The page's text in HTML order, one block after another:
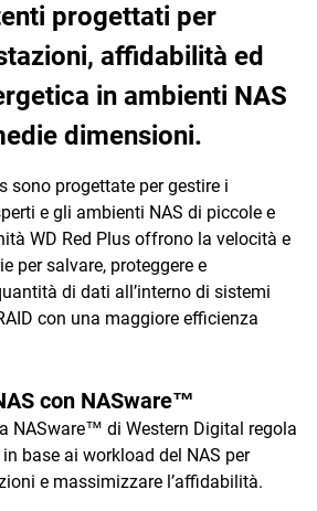
progettati per
affidabilità ed
in ambienti NAS
dimensioni.
sono progettate per gestire i
e gli ambienti NAS di piccole e
WD Red Plus offrono la velocità e
per salvare, proteggere e
di dati all’interno di sistemi
con una maggiore efficienza
con NASware™
NASware™ di Western Digital regola
base ai workload del NAS per
e massimizzare l’affidabilità.